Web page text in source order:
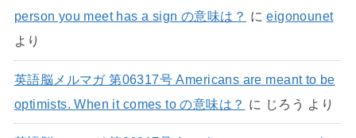
person you meet has a sign の意味は？ にeigonounet
より
英語脳メルマガ 第06317号 Americans are meant to be
optimists. When it comes to の意味は？ に じろう より